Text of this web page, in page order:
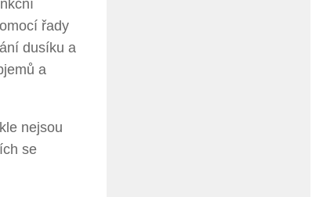
řady
dusíku a
a
nejsou
se